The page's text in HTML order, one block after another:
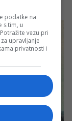
podatke na
s tim, u
vezu pri
upravljanje
privatnosti i